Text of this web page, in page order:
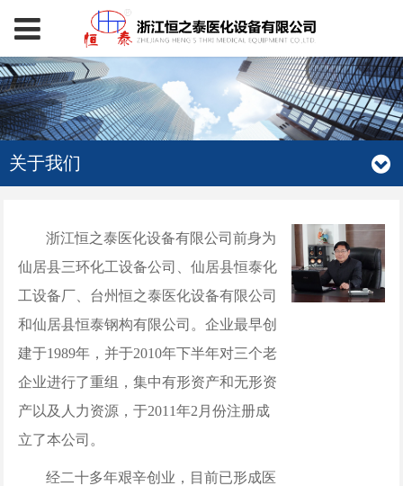
关于我们
浙江恒之泰医化设备有限公司前身为
仙居县三环化工设备公司、仙居县恒泰化
工设备厂、台州恒之泰医化设备有限公司
和仙居县恒泰钢构有限公司。企业最早创
建于1989年，并于2010年下半年对三个老
企业进行了重组，集中有形资产和无形资
产以及人力资源，于2011年2月份注册成
立了本公司。
经二十多年艰辛创业，目前已形成医